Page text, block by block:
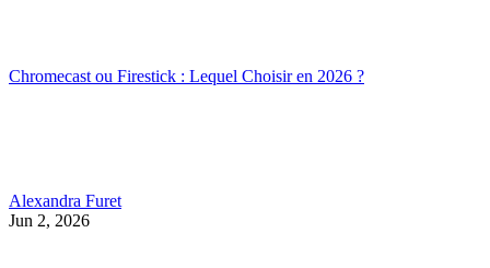
Chromecast ou Firestick : Lequel Choisir en 2026 ?
Alexandra Furet
Jun 2, 2026